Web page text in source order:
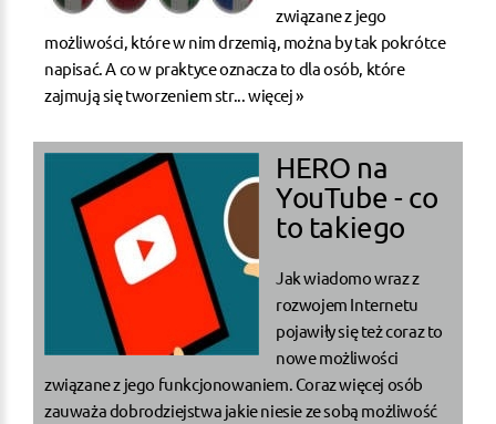
związane z jego
możliwości, które w nim drzemią, można by tak pokrótce
napisać. A co w praktyce oznacza to dla osób, które
zajmują się tworzeniem str... więcej »
HERO na
YouTube - co
to takiego
Jak wiadomo wraz z
rozwojem Internetu
pojawiły się też coraz to
nowe możliwości
związane z jego funkcjonowaniem. Coraz więcej osób
zauważa dobrodziejstwa jakie niesie ze sobą możliwość